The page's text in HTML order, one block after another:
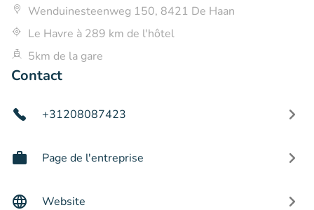
Wenduinesteenweg 150, 8421 De Haan
Le Havre à 289 km de l'hôtel
5km de la gare
Contact
+31208087423
Page de l'entreprise
Website